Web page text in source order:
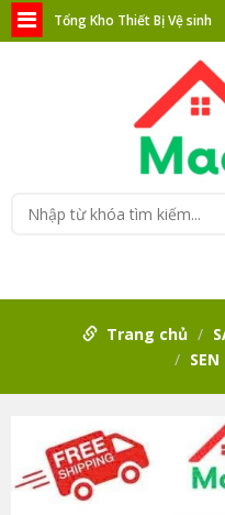
Tổng Kho Thiết Bị Vệ sinh
Trang chủ